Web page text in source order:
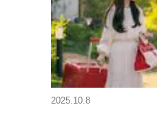
2025.10.8